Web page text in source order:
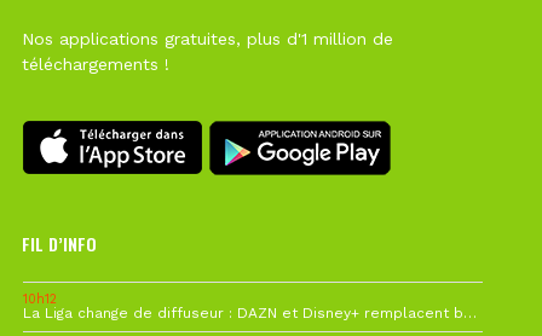
Nos applications gratuites, plus d'1 million de
téléchargements !
FIL D’INFO
10h12
La Liga change de diffuseur : DAZN et Disney+ remplacent beIN Sports !